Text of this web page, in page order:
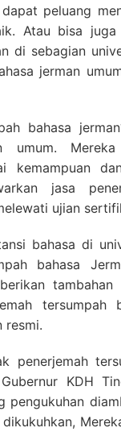
peluang
Atau bisa juga
di sebagian
jerman
bahasa
umum.
kemampuan
jasa
ujian
bahasa di
bahasa
tambahan
tersumpah
resmi.
penerjemah
KDH
pengukuhan